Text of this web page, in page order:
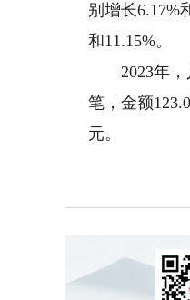
别增长6.17%
和11.15%。
2023年，人
笔，金额
元。